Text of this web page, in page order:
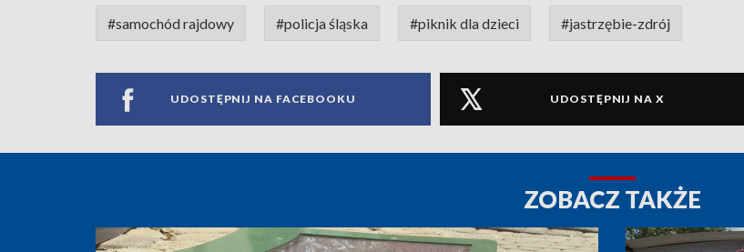
#samochód rajdowy #policja śląska #piknik dla dzieci #jastrzębie-zdrój
UDOSTĘPNIJ NA FACEBOOKU UDOSTĘPNIJ NA X
ZOBACZ TAKŻE